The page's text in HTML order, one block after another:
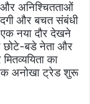
अनिश्चितताओं
और बचत संबंधी
नया दौर देखने
छोटे-बडे नेता और
का
अनोखा ट्रेड शुरू